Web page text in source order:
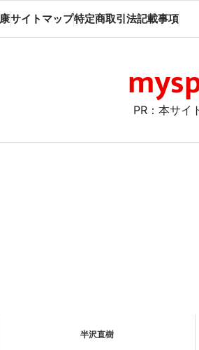
サイトマップ特定商取引法記載事項
PR：本サイ
半沢直樹